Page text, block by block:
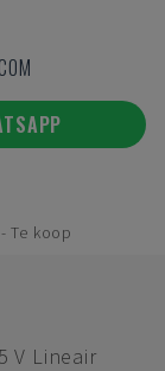
Te koop
V Lineair